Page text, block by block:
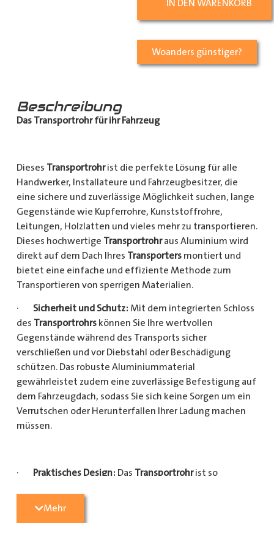
IN DEN WARENKORB
Woanders günstiger?
Beschreibung
Das Transportrohr für ihr Fahrzeug
Dieses Transportrohrist die perfekte Lösung für alle
Handwerker, Installateure und Fahrzeugbesitzer, die
eine sichere und zuverlässige Möglichkeit suchen, lange
Gegenstände wie Kupferrohre, Kunststoffrohre,
Leitungen, Holzlatten und vieles mehr zu transportieren.
Dieses hochwertige Transportrohraus Aluminium wird
direkt auf dem Dach Ihres Transportersmontiert und
bietet eine einfache und effiziente Methode zum
Transportieren von sperrigen Materialien.
· Sicherheit und Schutz: Mit dem integrierten Schloss
des Transportrohrskönnen Sie Ihre wertvollen
Gegenstände während des Transports sicher
verschließen und vor Diebstahl oder Beschädigung
schützen. Das robuste Aluminiummaterial
gewährleistet zudem eine zuverlässige Befestigung auf
dem Fahrzeugdach, sodass Sie sich keine Sorgen um ein
Verrutschen oder Herunterfallen Ihrer Ladung machen
müssen.
· Praktisches Design: Das Transportrohrist so
Gegenständen sicher und einfach transportieren kann
Mehr